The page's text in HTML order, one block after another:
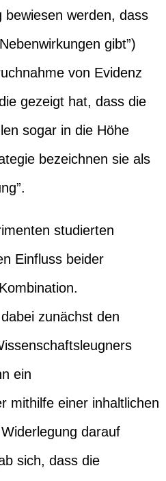
bewiesen werden, dass
gibt”)
von Evidenz
gezeigt hat, dass die
sogar in die Höhe
bezeichnen sie als
studierten
Einfluss beider
zunächst den
ein
mithilfe einer inhaltlichen
darauf
sich, dass die